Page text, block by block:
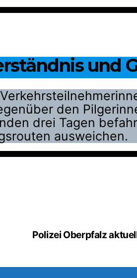
und
den
drei Tagen
ausweichen.
Polizei Oberpfalz